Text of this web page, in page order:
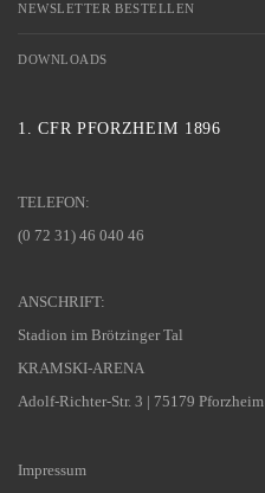
NEWSLETTER BESTELLEN
DOWNLOADS
1. CFR PFORZHEIM 1896
TELEFON:
(0 72 31) 46 040 46
ANSCHRIFT:
Stadion im Brötzinger Tal
KRAMSKI-ARENA
Adolf-Richter-Str. 3 | 75179 Pforzheim
Impressum